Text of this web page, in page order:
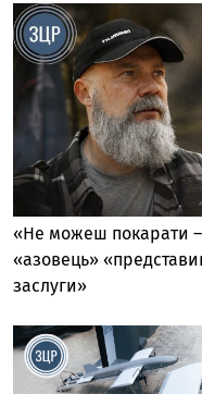
«Не можеш покарати –
«азовець»
заслуги»